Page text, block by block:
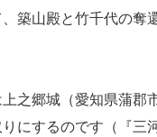
築山殿と竹千代の
之郷城（愛知県蒲郡
にするのです（『